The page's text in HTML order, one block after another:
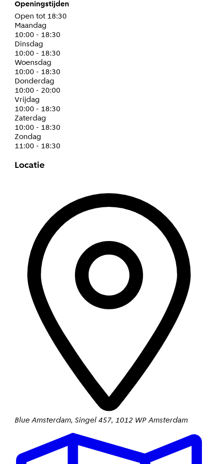
Openingstijden
Open tot 18:30
maandag
10:00 - 18:30
dinsdag
10:00 - 18:30
woensdag
10:00 - 18:30
donderdag
10:00 - 20:00
vrijdag
10:00 - 18:30
zaterdag
10:00 - 18:30
zondag
11:00 - 18:30
Locatie
Blue Amsterdam, Singel 457, 1012 WP Amsterdam